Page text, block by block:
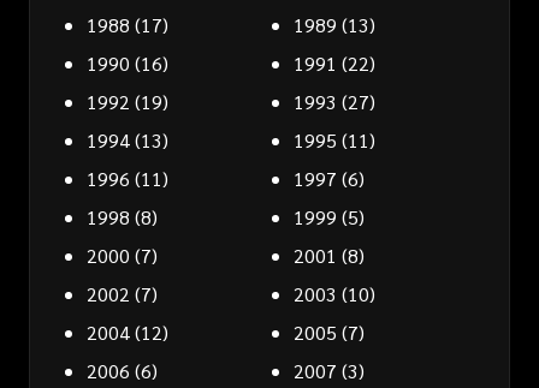
1988 (17) 1989 (13)
1990 (16) 1991 (22)
1992 (19) 1993 (27)
1994(13) 1995 (11)
1996 (11) 1997 (6)
1998 (8) 1999 (5)
2000 (7) 2001 (8)
2002 (7) 2003 (10)
2004(12) 2005 (7)
2006 (6) 2007 (3)